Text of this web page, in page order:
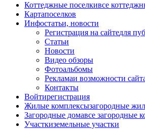
Коттеджные поселкивсе
Картапоселков
Инфостатьи, новости
Регистрация на сайтедля
Статьи
Новости
Видео обзоры
Фотоальбомы
Рекламаи возможности
Контакты
Войтирегистрация
Жилые комплексызагородные
Загородные домавсе загородные
Участкиземельные участки